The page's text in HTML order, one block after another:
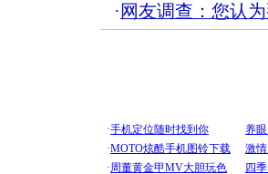
· 网友调查：您认